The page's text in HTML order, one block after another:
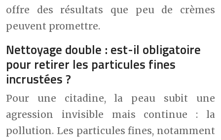
offre des résultats que peu de crèmes
peuvent promettre.
Nettoyage double : est-il obligatoire
pour retirer les particules fines
incrustées ?
Pour une citadine, la peau subit une
agression invisible mais continue : la
pollution. Les particules fines, notamment